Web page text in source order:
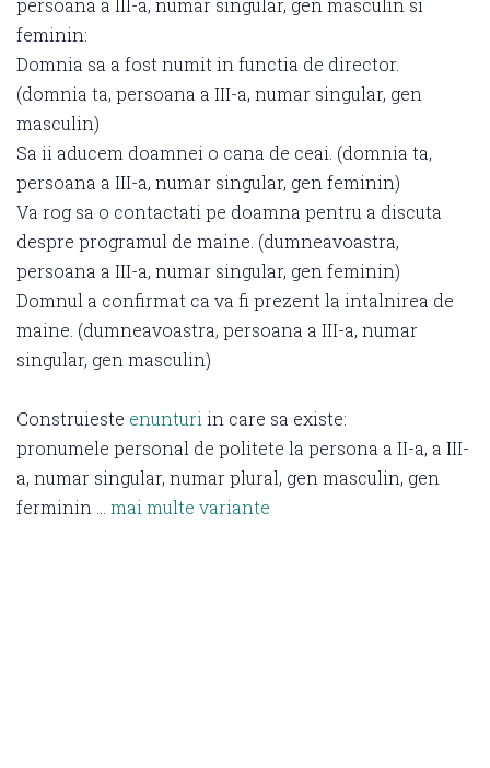
persoana a III-a, numar singular, gen masculin si
feminin:
Domnia sa a fost numit in functia de director.
(domnia ta, persoana a III-a, numar singular, gen
masculin)
Sa ii aducem doamnei o cana de ceai. (domnia ta,
persoana a III-a, numar singular, gen feminin)
Va rog sa o contactati pe doamna pentru a discuta
despre programul de maine. (dumneavoastra,
persoana a III-a, numar singular, gen feminin)
Domnul a confirmat ca va fi prezent la intalnirea de
maine. (dumneavoastra, persoana a III-a, numar
singular, gen masculin)
Construieste enunturiin care sa existe:
pronumele personal de politete la persona a II-a, a III-
a, numar singular, numar plural, gen masculin, gen
ferminin … mai multe variante